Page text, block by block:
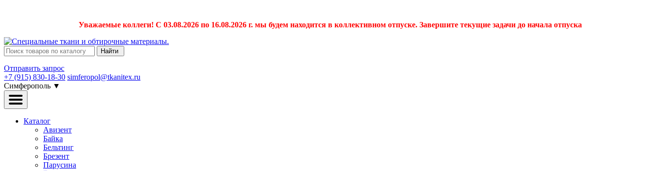
Уважаемые коллеги! С 03.08.2026 по 16.08.2026 г. мы будем находится в коллективном отпуске. Завершите текущие задачи до начала отпуска
Найти
Отправить запрос
+7 (915) 830-18-30 simferopol@tkanitex.ru
Симферополь ▼
Каталог
Авизент
Байка
Бельтинг
Брезент
Парусина